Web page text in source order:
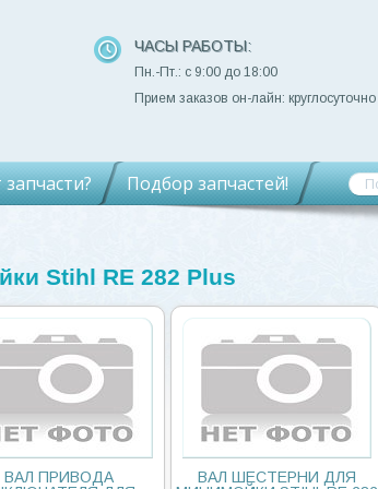
ЧАСЫ РАБОТЫ:
Пн.-Пт.: с 9:00 до 18:00
Прием заказов он-лайн: круглосуточно
Подбор запчастей!
Stihl RE 282 Plus
ВАЛ ПРИВОДА
ВАЛ ШЕСТЕРНИ ДЛЯ